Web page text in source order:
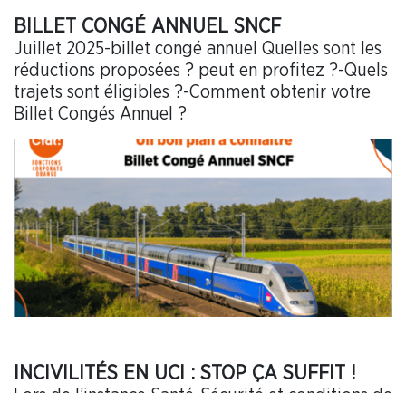
BILLET CONGÉ ANNUEL SNCF
Juillet 2025-billet congé annuel Quelles sont les
réductions proposées ? peut en profitez ?-Quels
trajets sont éligibles ?-Comment obtenir votre
Billet Congés Annuel ?
INCIVILITÉS EN UCI : STOP ÇA SUFFIT !